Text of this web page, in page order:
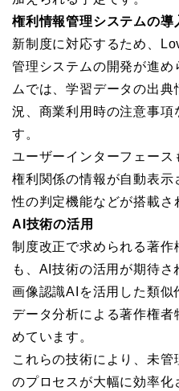
権利情報管理システムの導
新制度に対応するため、
管理システムの開発が進め
ムでは、学習データの出
況、商業利用時の注意事項
す。
ユーザーインターフェース
権利関係の情報が自動表示
性の判定機能などが搭載さ
AI技術の活用
制度改正で求められる著作
も、AI技術の活用が期待さ
画像認識AIを活用した類似
データ分析による著作権
めています。
これらの技術により、未管
のプロセスが大幅に効率化